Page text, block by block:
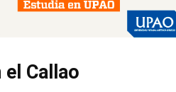
Callao